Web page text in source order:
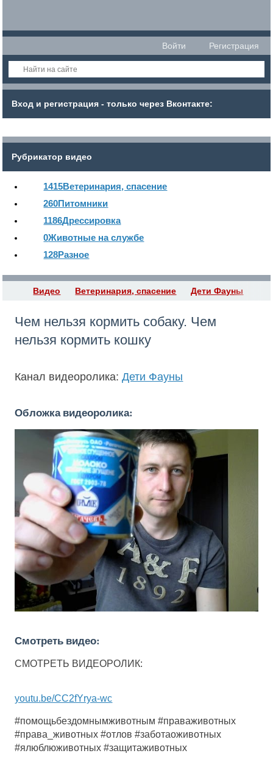
Войти Регистрация
Вход и регистрация - только через Вконтакте:
Рубрикатор видео
1415Ветеринария, спасение
260Питомники
1186Дрессировка
0Животные на службе
128Разное
Видео Ветеринария, спасение Дети Фауны
Чем нельзя кормить собаку. Чем
нельзя кормить кошку
Канал видеоролика:Дети Фауны
Обложка видеоролика:
Смотреть видео:
СМОТРЕТЬ ВИДЕОРОЛИК:
youtu.be/CC2fYrya-wc
#помощьбездомнымживотным #праваживотных
#права_животных #отлов #заботаоживотных
#ялюблюживотных #защитаживотных